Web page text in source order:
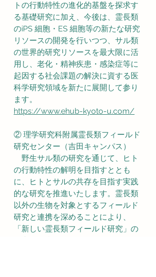
トの行動特性の進化的基盤を探求す
る基礎研究に加え、今後は、霊長類
のiPS 細胞・ES 細胞等の新たな研究
リソースの開発を行いつつ、サル類
の世界的研究リソースを最大限に活
用し、老化・精神疾患・感染症等に
起因する社会課題の解決に資する医
科学研究領域を新たに展開して参り
ます。
https://www.ehub-kyoto-u.com/
② 理学研究科附属霊長類フィールド
研究センター（吉田キャンパス）
野生サル類の研究を通じて、ヒト
の行動特性の解明を目指すととも
に、ヒトとサルの共存を目指す実践
的な研究を推進いたします。霊長類
以外の生物を対象とするフィールド
研究と連携を深めることにより、
「新しい霊長類フィールド研究」の